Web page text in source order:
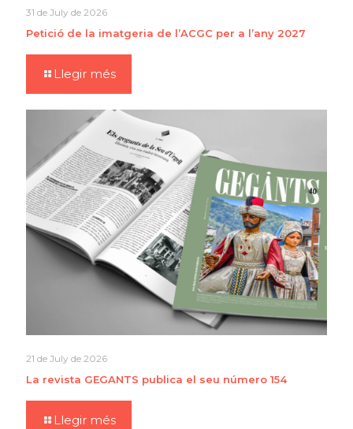
31 de July de 2026
Petició de la imatgeria de l’ACGC per a l’any 2027
Llegir més
21 de July de 2026
La revista GEGANTS publica el seu número 154
Llegir més